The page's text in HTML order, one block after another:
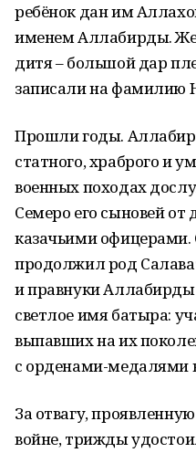
ребёнок дан им
именем Аллабирды.
дитя – большой дар
записали на фамилию
Прошли годы.
статного, храброго и
военных походах
Семеро его сыновей от
казачьими офицерами.
продолжил род
и правнуки
светлое имя батыра:
выпавших на их
с орденами-медалями
За отвагу,
войне, трижды